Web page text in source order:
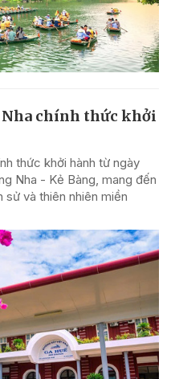
Nha chính thức khởi
thức khởi hành từ ngày
Nha - Kẻ Bàng, mang đến
sử và thiên nhiên miền